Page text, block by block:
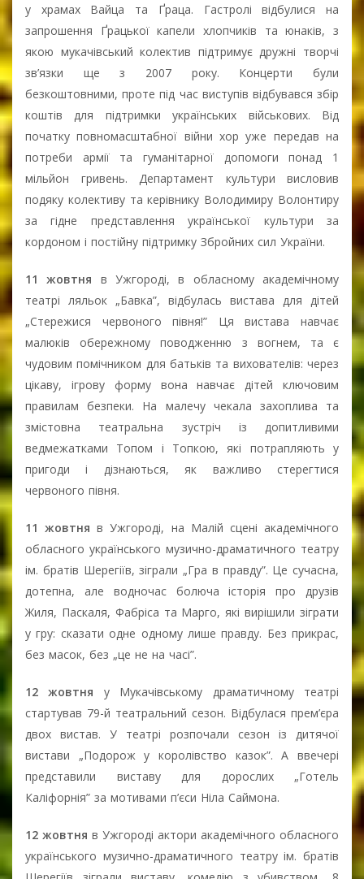
у храмах Вайца та Ґраца. Гастролі відбулися на
запрошення Ґрацької капели хлопчиків та юнаків, з
якою мукачівський колектив підтримує дружні творчі
зв’язки ще з 2007 року. Концерти були
безкоштовними, проте під час виступів відбувався збір
коштів для підтримки українських військових. Від
початку повномасштабної війни хор уже передав на
потреби армії та гуманітарної допомоги понад 1
мільйон гривень. Департамент культури висловив
подяку колективу та керівнику Володимиру Волонтиру
за гідне представлення української культури за
кордоном і постійну підтримку Збройних сил України.
11 жовтня в Ужгороді, в обласному академічному
театрі ляльок „Бавка”, відбулась вистава для дітей
„Стережися червоного півня!” Ця вистава навчає
малюків обережному поводженню з вогнем, та є
чудовим помічником для батьків та вихователів: через
цікаву, ігрову форму вона навчає дітей ключовим
правилам безпеки. На малечу чекала захоплива та
змістовна театральна зустріч із допитливими
ведмежатками Топом і Топкою, які потрапляють у
пригоди і дізнаються, як важливо стерегтися
червоного півня.
11 жовтняв Ужгороді, на Малій сцені академічного
обласного українського музично-драматичного театру
ім. братів Шерегіїв, зіграли „Гра в правду”. Це сучасна,
дотепна, але водночас болюча історія про друзів
Жиля, Паскаля, Фабріса та Марго, які вирішили зіграти
у гру: сказати одне одному лише правду. Без прикрас,
без масок, без „це не на часі”.
12 жовтня у Мукачівському драматичному театрі
стартував 79-й театральний сезон. Відбулася прем’єра
двох вистав. У театрі розпочали сезон із дитячої
вистави „Подорож у королівство казок”. А ввечері
представили виставу для дорослих „Готель
Каліфорнія” за мотивами п’єси Ніла Саймона.
12 жовтня в Ужгороді актори академічного обласного
українського музично-драматичного театру ім. братів